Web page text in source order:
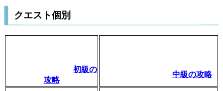
クエスト個別
初級の
攻略
中級の攻略